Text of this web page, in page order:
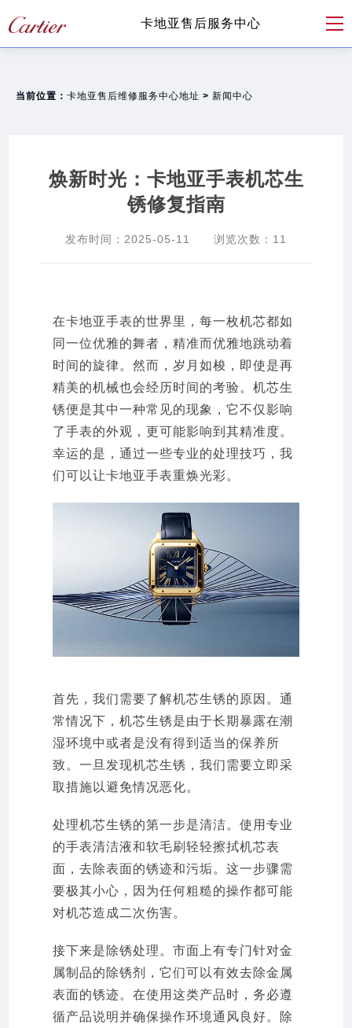
卡地亚售后服务中心
当前位置： 卡地亚售后维修服务中心地址 > 新闻中心
焕新时光：卡地亚手表机芯生
锈修复指南
发布时间： 2025-05-11 浏览次数： 11
在卡地亚手表的世界里，每一枚机芯都如
同一位优雅的舞者，精准而优雅地跳动着
时间的旋律。然而，岁月如梭，即使是再
精美的机械也会经历时间的考验。机芯生
锈便是其中一种常见的现象，它不仅影响
了手表的外观，更可能影响到其精准度。
幸运的是，通过一些专业的处理技巧，我
们可以让卡地亚手表重焕光彩。
首先，我们需要了解机芯生锈的原因。通
常情况下，机芯生锈是由于长期暴露在潮
湿环境中或者是没有得到适当的保养所
致。一旦发现机芯生锈，我们需要立即采
取措施以避免情况恶化。
处理机芯生锈的第一步是清洁。使用专业
的手表清洁液和软毛刷轻轻擦拭机芯表
面，去除表面的锈迹和污垢。这一步骤需
要极其小心，因为任何粗糙的操作都可能
对机芯造成二次伤害。
接下来是除锈处理。市面上有专门针对金
属制品的除锈剂，它们可以有效去除金属
表面的锈迹。在使用这类产品时，务必遵
循产品说明并确保操作环境通风良好。除